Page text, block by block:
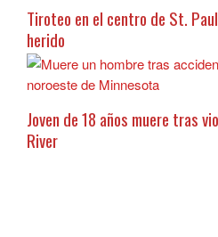
Tiroteo en el centro de St.
herido
Joven de 18 años muere tras
River